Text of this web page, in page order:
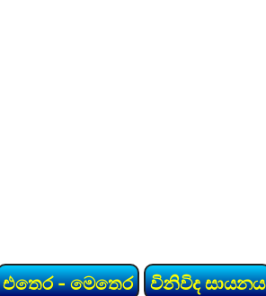
එතෙර - මෙතෙර විනිවිද සායනය